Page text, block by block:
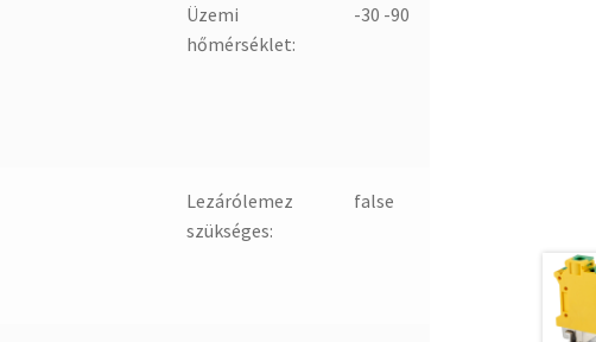
Üzemi
hőmérséklet:
-30 -90
Lezárólemez
szükséges:
false